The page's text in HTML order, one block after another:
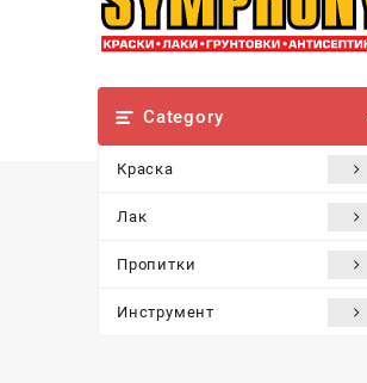
Category
Краска
Лак
Пропитки
Инструмент